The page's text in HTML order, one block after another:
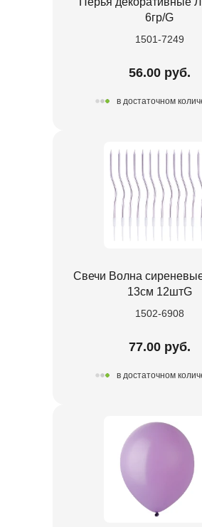
6гр/G
1501-7249
56.00 руб.
в достаточном
Свечи Волна
13см 12штG
1502-6908
77.00 руб.
в достаточном